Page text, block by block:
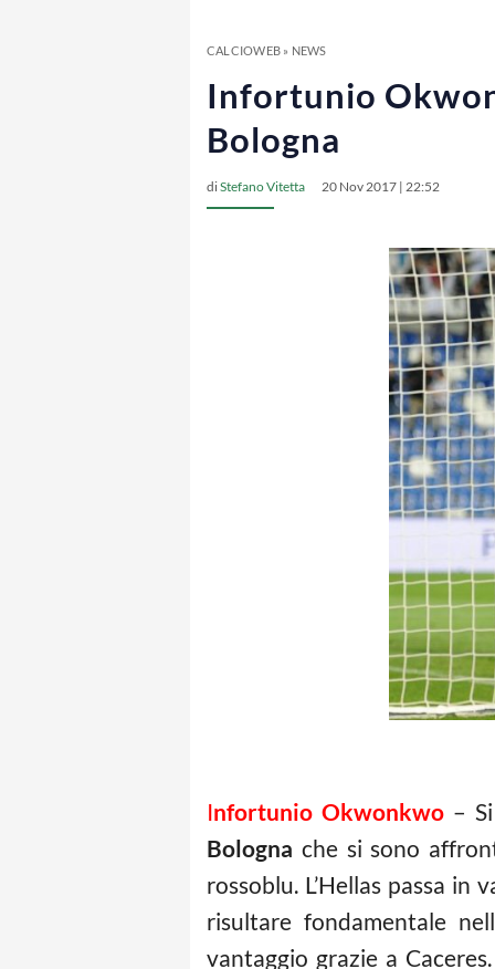
CALCIOWEB» NEWS
Infortunio
Bologna
diStefano Vitetta 20 Nov 2017 | 22:52
Infortunio Okwonkwo– Si
Bologna che si sono
rossoblu. L’Hellas passa in
risultare fondamentale
vantaggio grazie a